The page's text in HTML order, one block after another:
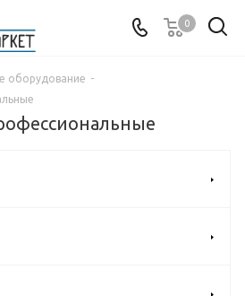
0
оборудование -